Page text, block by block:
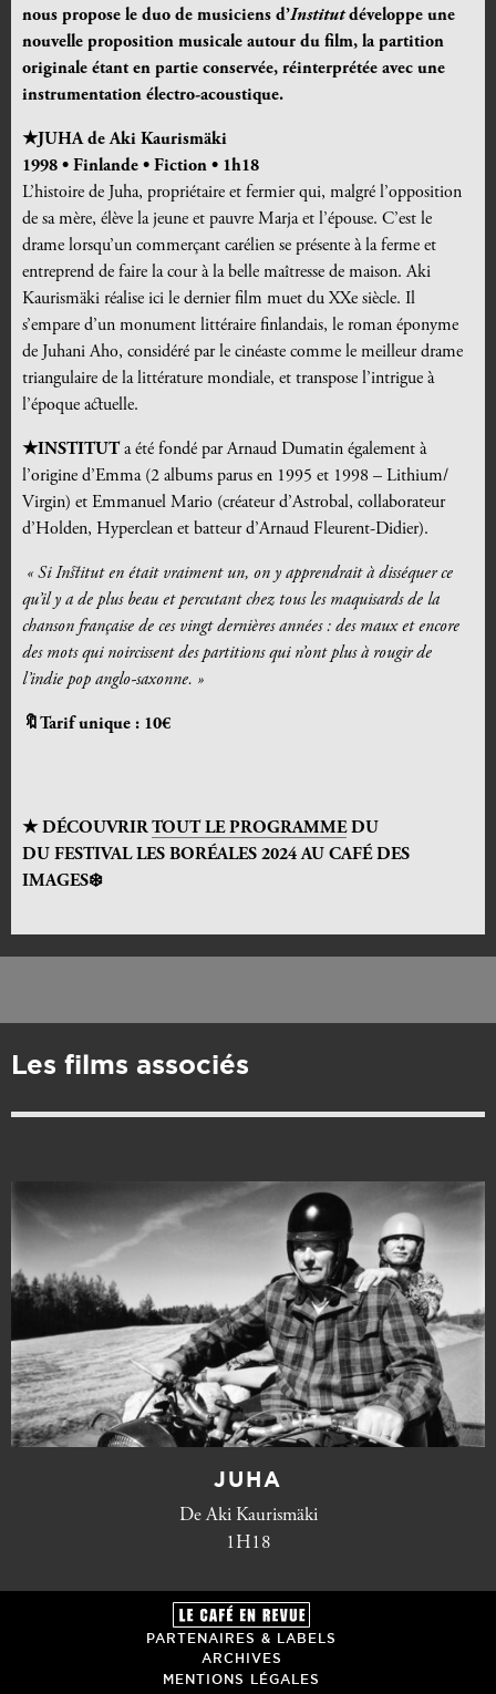
nous propose le duo de musiciens d’Institutdéveloppe une
nouvelle proposition musicale autour du film, la partition
originale étant en partie conservée, réinterprétée avec une
instrumentation électro-acoustique.
★JUHA de Aki Kaurismäki
1998 • Finlande • Fiction • 1h18
L’histoire de Juha, propriétaire et fermier qui, malgré l’opposition
de sa mère, élève la jeune et pauvre Marja et l’épouse. C’est le
drame lorsqu’un commerçant carélien se présente à la ferme et
entreprend de faire la cour à la belle maîtresse de maison. Aki
Kaurismäki réalise ici le dernier film muet du XXe siècle. Il
s’empare d’un monument littéraire finlandais, le roman éponyme
de Juhani Aho, considéré par le cinéaste comme le meilleur drame
triangulaire de la littérature mondiale, et transpose l’intrigue à
l’époque actuelle.
★INSTITUT a été fondé par Arnaud Dumatin également à
l’origine d’Emma (2 albums parus en 1995 et 1998 – Lithium/
Virgin) et Emmanuel Mario (créateur d’Astrobal, collaborateur
d’Holden, Hyperclean et batteur d’Arnaud Fleurent-Didier).
« Si Institut en était vraiment un, on y apprendrait à disséquer ce
qu’il y a de plus beau et percutant chez tous les maquisards de la
chanson française de ces vingt dernières années : des maux et encore
des mots qui noircissent des partitions qui n’ont plus à rougir de
l’indie pop anglo-saxonne. »
🔖Tarif unique : 10€
★ DÉCOUVRIRTOUT LE PROGRAMMEDU
DU FESTIVAL LES BORÉALES 2024 AU CAFÉ DES
IMAGES❄️
Les films associés
JUHA
De Aki Kaurismäki
1H18
PARTENAIRES & LABELS
ARCHIVES
MENTIONS LÉGALES